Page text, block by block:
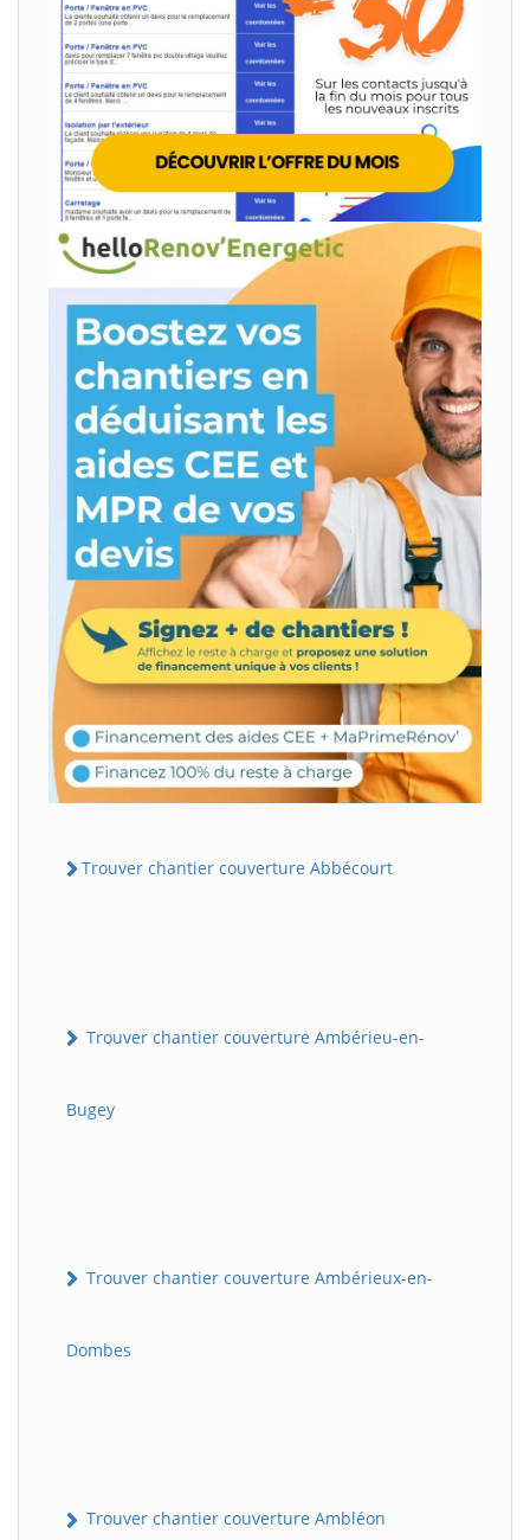
Trouver chantier couverture Abbécourt
Trouver chantier couverture Ambérieu-en-
Bugey
Trouver chantier couverture Ambérieux-en-
Dombes
Trouver chantier couverture Ambléon